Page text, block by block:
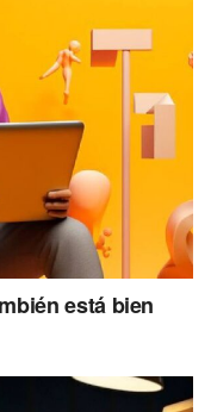
está bien